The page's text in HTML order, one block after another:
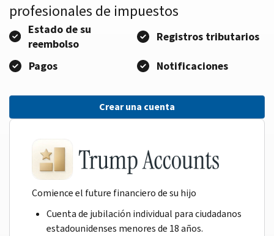
profesionales de impuestos
Estado de su
reembolso
Registros tributarios
Pagos
Notificaciones
Crear una cuenta
Comience el future financiero de su hijo
Cuenta de jubilación individual para ciudadanos
estadounidenses menores de 18 años.